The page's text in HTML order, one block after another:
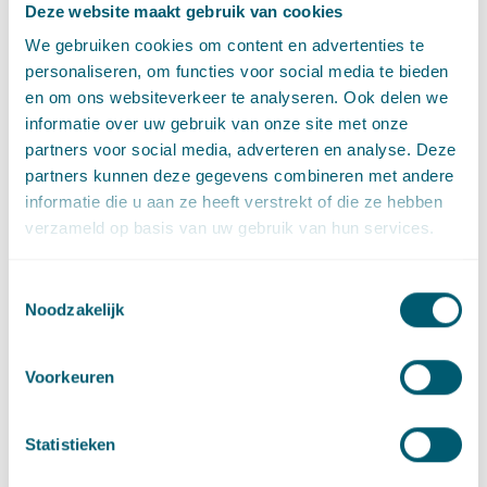
Deze website maakt gebruik van cookies
We gebruiken cookies om content en advertenties te
personaliseren, om functies voor social media te bieden
en om ons websiteverkeer te analyseren. Ook delen we
informatie over uw gebruik van onze site met onze
partners voor social media, adverteren en analyse. Deze
partners kunnen deze gegevens combineren met andere
informatie die u aan ze heeft verstrekt of die ze hebben
verzameld op basis van uw gebruik van hun services.
Noodzakelijk
Voorkeuren
Statistieken
machtiging (gelet op de van toepassing zijnde
mandaatregelingen: bevoegdelijk) is afgegeven is een
afzonderlijk procesbesluit niet meer nodig.
Voorkomen blijft beter, maar
genezen kan ook na het
verstrijken van de
hogerberoepstermijn
ontspannen omgang met het procesbesluitvraagstuk nu
daaruit blijkt dat procesbesluit en bevoegdheidsissues
rondom het instellen van hoger beroep aan de kant van het
bestuursorgaan ook na het verstrijken van de hoger
slapeloze nachten aan de zijde van het bestuursorgaan en zijn